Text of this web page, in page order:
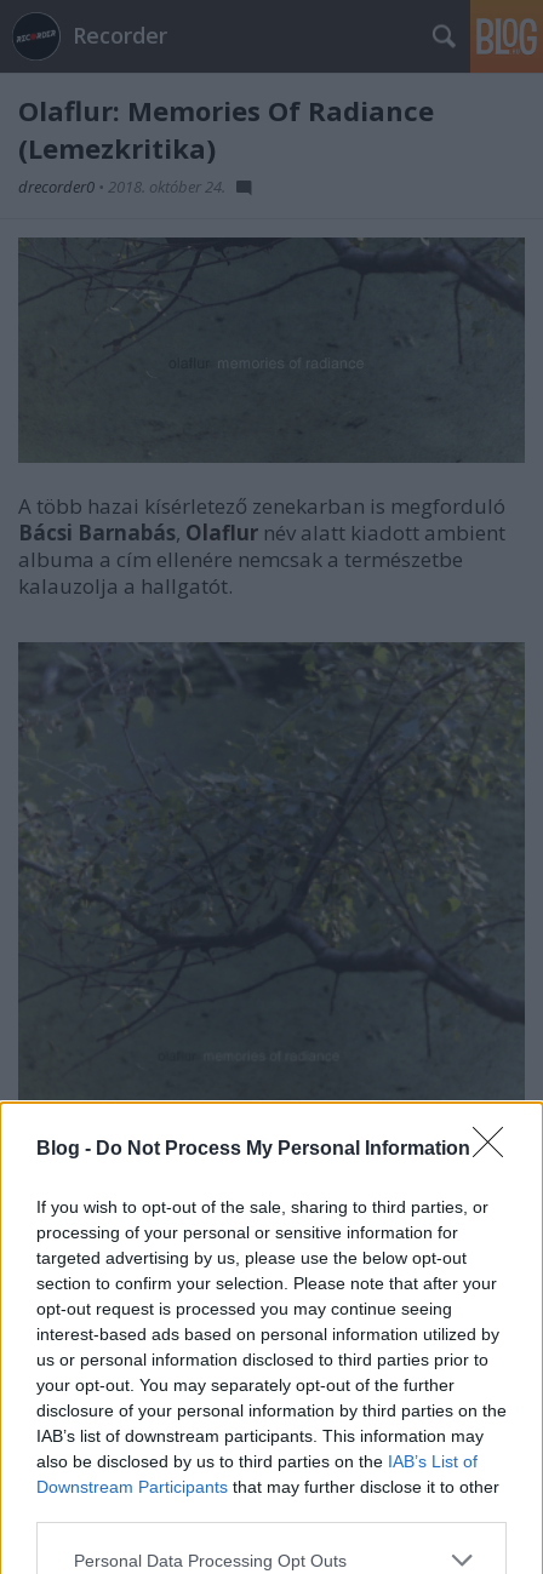
Blog - Do Not Process My Personal Information
If you wish to opt-out of the sale, sharing to third parties, or
processing of your personal or sensitive information for
targeted advertising by us, please use the below opt-out
section to confirm your selection. Please note that after your
opt-out request is processed you may continue seeing
interest-based ads based on personal information utilized by
us or personal information disclosed to third parties prior to
your opt-out. You may separately opt-out of the further
disclosure of your personal information by third parties on the
IAB’s list of downstream participants. This information may
also be disclosed by us to third parties on the IAB’s List of
Downstream Participants that may further disclose it to other
Please note that this website/app uses one or more Google
Personal Data Processing Opt Outs
Recorder
Olaflur: Memories Of Radiance
(Lemezkritika)
drecorder0 • 2018. október 24.
A több hazai kísérletező zenekarban is megforduló
Bácsi Barnabás, Olaflur név alatt kiadott ambient
albuma a cím ellenére nemcsak a természetbe
kalauzolja a hallgatót.
Kiadó:
Megjelenés:2018. szeptember
Stílus:természetközeli kísérleti ambient
Kulcsdal:Is Every Bug Asleep Now?
Az ambient egyik nagy témája nyilván a természet.
Olaflur lemeze is itt játszódik (lásd a borítót és a
számcímeket), de nála a természet nem
„háborítatlan”: itt vannak felüljárók, villanyvezetékek
és -pásztorok. A zene néhány rétegből épül fel:
egyszerű, törékeny és egyben emelkedett
gitárdallamok, vagy ezek meg-megtörő változatai;
körülöttük fura, néha vicces elektronikus effektek;